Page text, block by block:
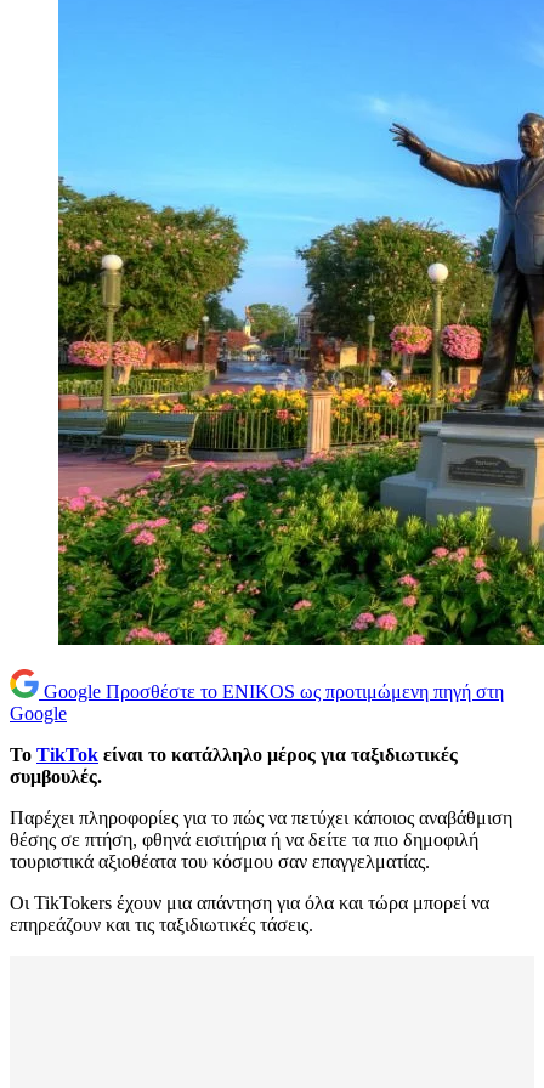
Google Προσθέστε το ENIKOS ως προτιμώμενη πηγή στη
Google
Το TikTok είναι το κατάλληλο μέρος για ταξιδιωτικές
συμβουλές.
Παρέχει πληροφορίες για το πώς να πετύχει κάποιος αναβάθμιση
θέσης σε πτήση, φθηνά εισιτήρια ή να δείτε τα πιο δημοφιλή
τουριστικά αξιοθέατα του κόσμου σαν επαγγελματίας.
Οι TikTokers έχουν μια απάντηση για όλα και τώρα μπορεί να
επηρεάζουν και τις ταξιδιωτικές τάσεις.